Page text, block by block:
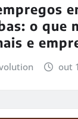
o que
e
out